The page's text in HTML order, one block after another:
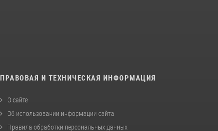
ПРАВОВАЯ И ТЕХНИЧЕСКАЯ ИНФОРМАЦИЯ
О сайте
Об использовании информации сайта
Правила обработки персональных данных